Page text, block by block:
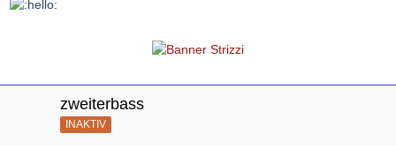
zweiterbass
INAKTIV